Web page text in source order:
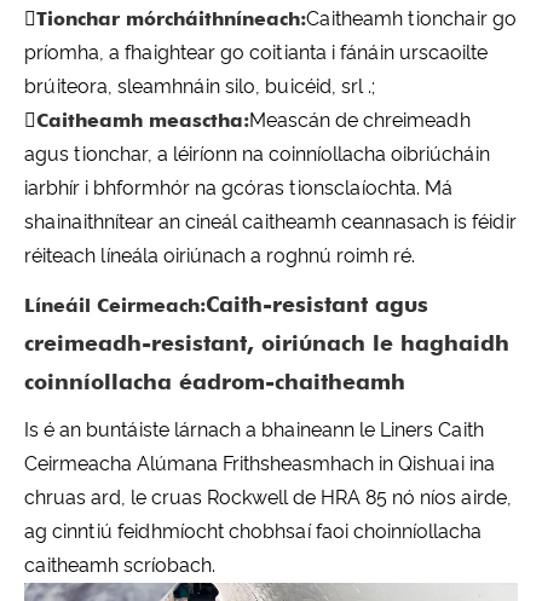
Tionchar mórcháithníneach:Caitheamh tionchair go
príomha, a fhaightear go coitianta i fánáin urscaoilte
brúiteora, sleamhnáin silo, buicéid, srl .;
Caitheamh measctha:Meascán de chreimeadh
agus tionchar, a léiríonn na coinníollacha oibriúcháin
iarbhír i bhformhór na gcóras tionsclaíochta. Má
shainaithnítear an cineál caitheamh ceannasach is féidir
réiteach líneála oiriúnach a roghnú roimh ré.
Líneáil Ceirmeach:Caith-resistant agus
creimeadh-resistant, oiriúnach le haghaidh
coinníollacha éadrom-chaitheamh
Is é an buntáiste lárnach a bhaineann le Liners Caith
Ceirmeacha Alúmana Frithsheasmhach in Qishuai ina
chruas ard, le cruas Rockwell de HRA 85 nó níos airde,
ag cinntiú feidhmíocht chobhsaí faoi choinníollacha
caitheamh scríobach.